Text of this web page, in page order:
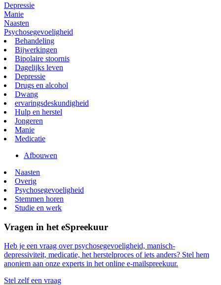
Depressie
Manie
Naasten
Psychosegevoeligheid
Behandeling
Bijwerkingen
Bipolaire stoornis
Dagelijks leven
Depressie
Drugs en alcohol
Dwang
ervaringsdeskundigheid
Hulp en herstel
Jongeren
Manie
Medicatie
Afbouwen
Naasten
Overig
Psychosegevoeligheid
Stemmen horen
Studie en werk
Vragen in het eSpreekuur
Heb je een vraag over psychosegevoeligheid, manisch-
depressiviteit, medicatie, het herstelproces of iets anders? Stel hem
anoniem aan onze experts in het online e-mailspreekuur.
Stel zelf een vraag